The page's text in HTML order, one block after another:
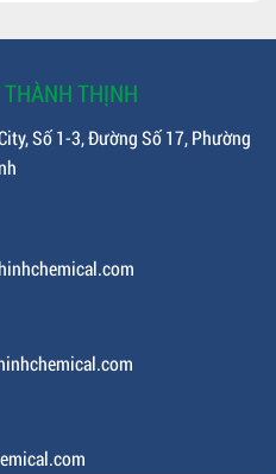
THÀNH THỊNH
Số 1-3, Đường Số 17, Phường